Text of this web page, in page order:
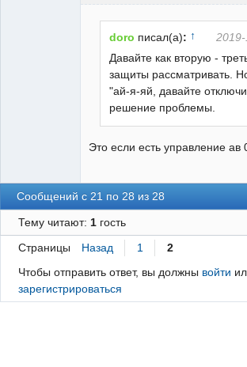
doro писал(а): ↑
Давайте как вторую -
защиты рассматривать.
"ай-я-яй, давайте
решение проблемы.
Это если есть управление ав
Сообщений с 21 по 28 из 28
Тему читают: 1гость
Страницы Назад 1
2
Чтобы отправить ответ, вы должны войти
зарегистрироваться